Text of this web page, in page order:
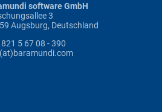
software GmbH
3
Augsburg, Deutschland
5 67 08 - 390